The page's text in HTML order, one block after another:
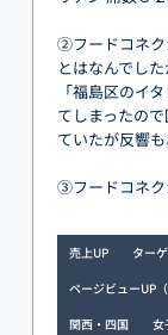
②フードコネク
とはなんでし
「福島区のイ
てしまったの
ていたが反響
③フードコネク
売上UP ター
ページビューUP
関西・四国
女